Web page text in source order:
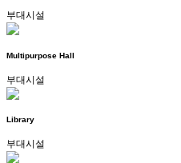
부대시설
Multipurpose Hall
부대시설
Library
부대시설